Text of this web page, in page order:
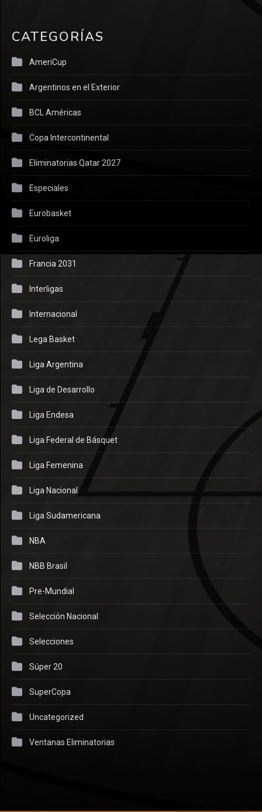
CATEGORÍAS
AmeriCup
Argentinos en el Exterior
BCL Américas
Copa Intercontinental
Eliminatorias Qatar 2027
Especiales
Eurobasket
Euroliga
Francia 2031
Interligas
Internacional
Lega Basket
Liga Argentina
Liga de Desarrollo
Liga Endesa
Liga Federal de Básquet
Liga Femenina
Liga Nacional
Liga Sudamericana
NBA
NBB Brasil
Pre-Mundial
Selección Nacional
Selecciones
Súper 20
SuperCopa
Uncategorized
Ventanas Eliminatorias